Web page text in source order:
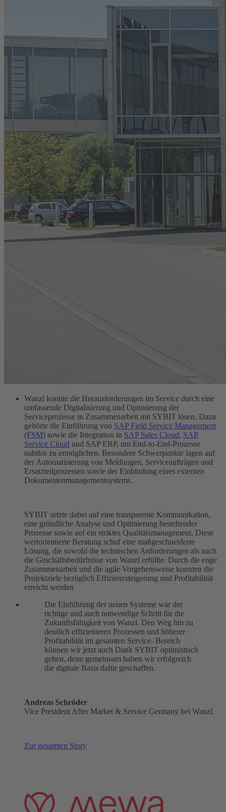
Wanzl konnte die Herausforderungen im Service durch eine
umfassende Digitalisierung und Optimierung der
Serviceprozesse in Zusammenarbeit mit SYBIT lösen. Dazu
gehörte die Einführung von SAP Field Service Management
(FSM) sowie die Integration in SAP Sales Cloud, SAP
Service Cloud und SAP ERP, um End-to-End-Prozesse
nahtlos zu ermöglichen. Besondere Schwerpunkte lagen auf
der Automatisierung von Meldungen, Serviceaufträgen und
Ersatzteilprozessen sowie der Einbindung eines externen
Dokumentenmanagementsystems.
SYBIT setzte dabei auf eine transparente Kommunikation,
eine gründliche Analyse und Optimierung bestehender
Prozesse sowie auf ein striktes Qualitätsmanagement. Diese
wertorientierte Beratung schuf eine maßgeschneiderte
Lösung, die sowohl die technischen Anforderungen als auch
die Geschäftsbedürfnisse von Wanzl erfüllte. Durch die enge
Zusammenarbeit und die agile Vorgehensweise konnten die
Projektziele bezüglich Effizienzsteigerung und Profitabilität
erreicht werden
Die Einführung der neuen Systeme war der
richtige und auch notwendige Schritt für die
Zukunftsfähigkeit von Wanzl. Den Weg hin zu
deutlich effizienteren Prozessen und höherer
Profitabilität im gesamten Service- Bereich
können wir jetzt auch Dank SYBIT optimistisch
gehen, denn gemeinsam haben wir erfolgreich
die digitale Basis dafür geschaffen.
Andreas Schröder
Vice President After Market & Service Germany bei Wanzl.
Zur gesamten Story